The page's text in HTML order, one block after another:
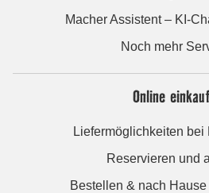
Macher Assistent – KI-
Noch mehr
Online
Liefermöglichkeiten bei
Reservieren und
Bestellen & nach